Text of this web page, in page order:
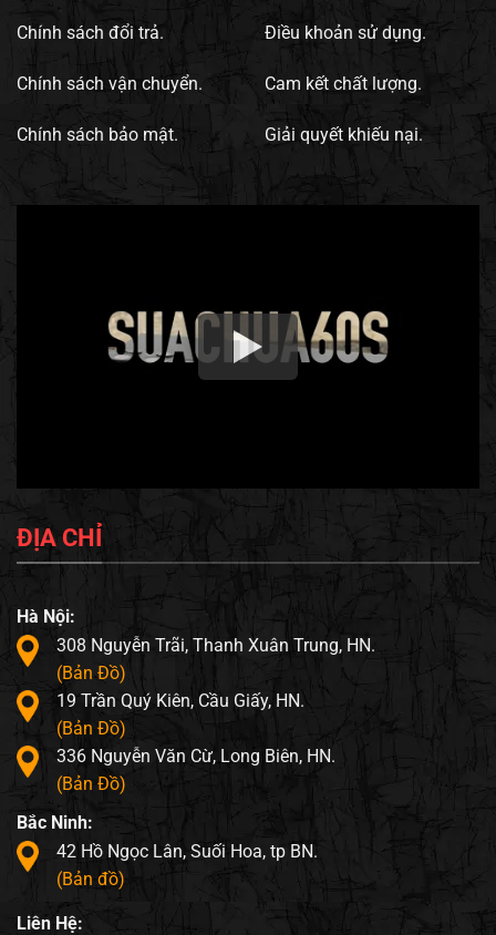
Chính sách đổi trả.
Chính sách vận chuyển.
Chính sách bảo mật.
Điều khoản sử dụng.
Cam kết chất lượng.
Giải quyết khiếu nại.
ĐỊA CHỈ
Hà Nội:
308 Nguyễn Trãi, Thanh Xuân Trung, HN.
(Bản Đồ)
19 Trần Quý Kiên, Cầu Giấy, HN.
(Bản Đồ)
336 Nguyễn Văn Cừ, Long Biên, HN.
(Bản Đồ)
Bắc Ninh:
42 Hồ Ngọc Lân, Suối Hoa, tp BN.
(Bản đồ)
Liên Hệ: